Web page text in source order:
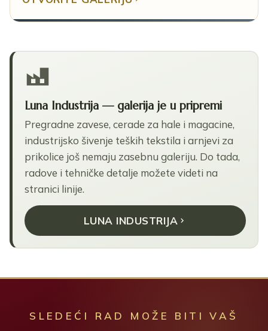
Luna Industrija — galerija je u pripremi
Pregradne zavese, cerade za hale i magacine,
industrijsko šivenje teških tekstila i arnjevi za
prikolice još nemaju zasebnu galeriju. Do tada,
radove i tehničke detalje možete videti na
stranici linije.
LUNA INDUSTRIJA
SLEDEĆI RAD MOŽE BITI VAŠ